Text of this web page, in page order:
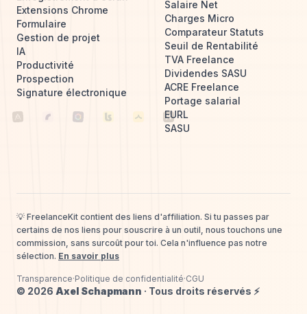
Extensions Chrome
Formulaire
Gestion de projet
IA
Productivité
Prospection
Signature électronique
Salaire Net
Charges Micro
Comparateur Statuts
Seuil de Rentabilité
TVA Freelance
Dividendes SASU
ACRE Freelance
Portage salarial
EURL
SASU
💡 FreelanceKit contient des liens d'affiliation. Si tu passes par
certains de nos liens pour souscrire à un outil, nous touchons une
commission, sans surcoût pour toi. Cela n'influence pas notre
sélection. En savoir plus
© 2026 Axel Schapmann · Tous droits réservés ⚡
Transparence·Politique de confidentialité·CGU